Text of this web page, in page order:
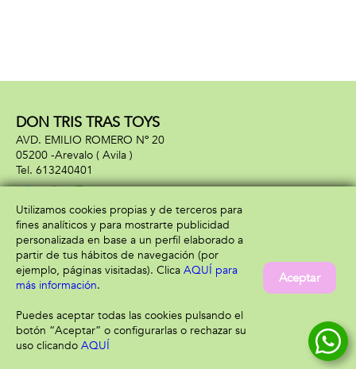
DON TRIS TRAS TOYS
AVD. EMILIO ROMERO Nº 20
05200 -Arevalo ( Avila )
613240401
Información
Aviso legal
Política de privacidad
Política de cookies
Atención al cliente
Envío y devolución
Utilizamos cookies propias y de terceros para
fines analíticos y para mostrarte publicidad
personalizada en base a un perfil elaborado a
partir de tus hábitos de navegación (por
ejemplo, páginas visitadas). Clica AQUÍ para
más información.
Puedes aceptar todas las cookies pulsando el
botón “Aceptar” o configurarlas o rechazar su
uso clicando AQUÍ
Aceptar